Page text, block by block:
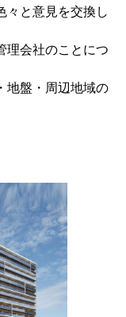
々と意見を交換し
理会社のことにつ
地盤・周辺地域の